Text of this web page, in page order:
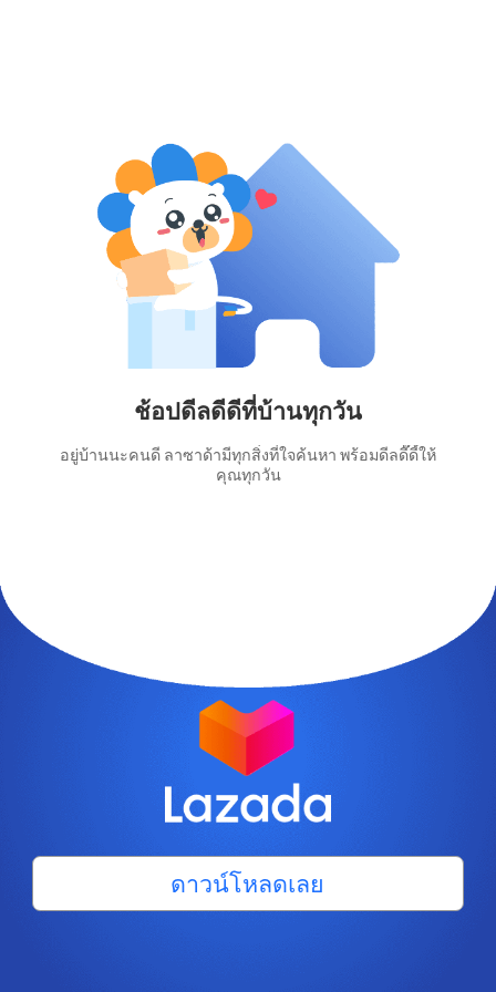
ช้อปดีลดีดีที่บ้านทุกวัน
อยู่บ้านนะคนดี ลาซาด้ามีทุกสิ่งที่ใจค้นหา พร้อมดีลดี๊ดี้ให้
คุณทุกวัน
ดาวน์โหลดเลย